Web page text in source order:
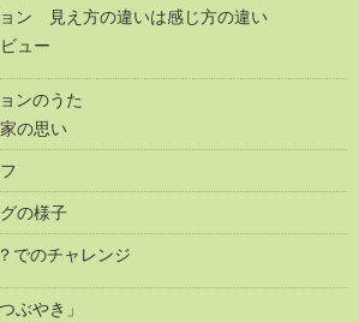
ン 見え方の違いは感じ方の違い
ュー
ンのうた
の思い
の様子
でのチャレンジ
ぶやき」